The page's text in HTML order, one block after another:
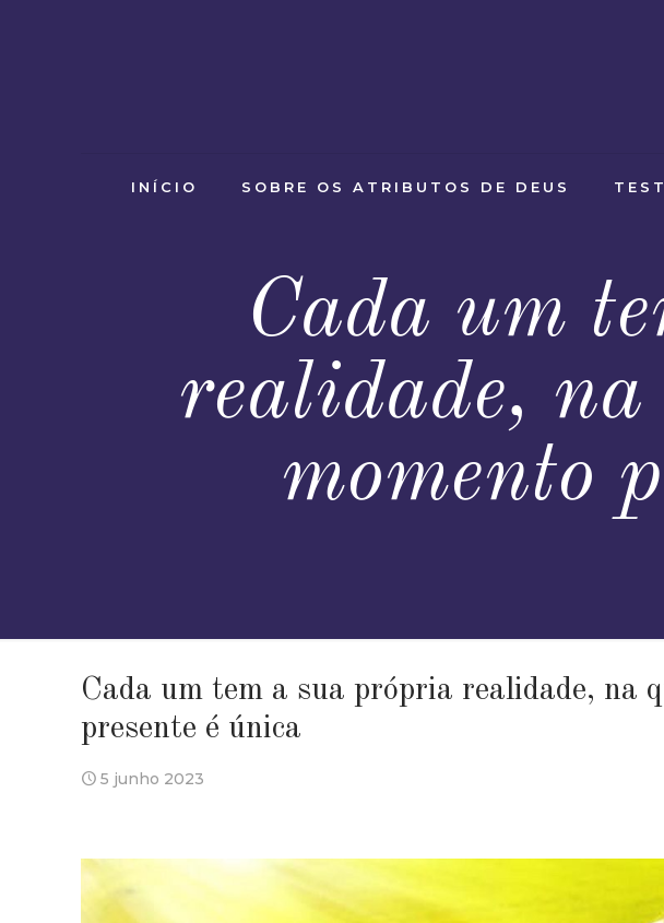
INÍCIO SOBRE OS ATRIBUTOS DE DEUS
Cada um
realidade,
momento
Cada um tem a sua própria realidade, na
presente é única
5 junho 2023